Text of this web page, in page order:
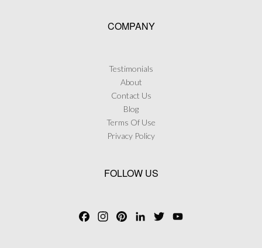
COMPANY
Testimonials
About
Contact Us
Blog
Terms Of Use
Privacy Policy
FOLLOW US